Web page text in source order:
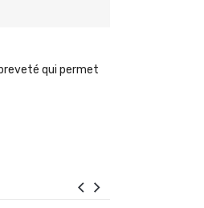
qui permet